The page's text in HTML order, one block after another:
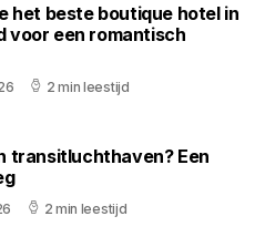
het beste boutique hotel in
voor een romantisch
2 min leestijd
transitluchthaven? Een
2 min leestijd